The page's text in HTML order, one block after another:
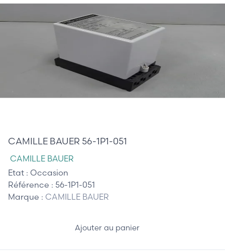
CAMILLE BAUER 56-1P1-051
CAMILLE BAUER
Etat : Occasion
Référence : 56-1P1-051
Marque : CAMILLE BAUER
Ajouter au panier